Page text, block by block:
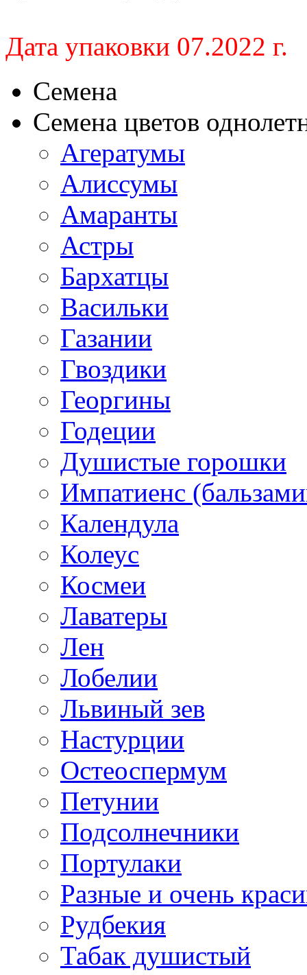
Дата упаковки 07.2022 г.
Семена
Семена цветов
Агератумы
Алиссумы
Амаранты
Астры
Бархатцы
Васильки
Газании
Гвоздики
Георгины
Годеции
Душистые горошки
Импатиенс
Календула
Колеус
Космеи
Лаватеры
Лен
Лобелии
Львиный зев
Настурции
Остеоспермум
Петунии
Подсолнечники
Портулаки
Разные и очень
Рудбекия
Табак душистый